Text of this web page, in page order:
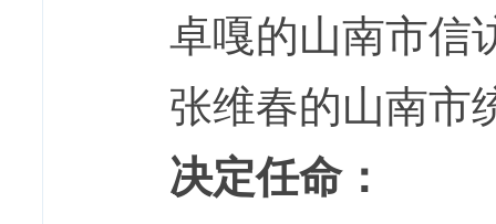
卓嘎的山南市信
张维春的山南市
决定任命：